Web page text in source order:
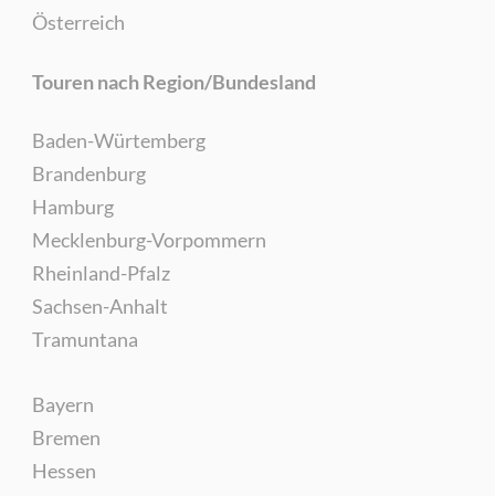
Österreich
Touren nach Region/Bundesland
Baden-Würtemberg
Brandenburg
Hamburg
Mecklenburg-Vorpommern
Rheinland-Pfalz
Sachsen-Anhalt
Tramuntana
Bayern
Bremen
Hessen